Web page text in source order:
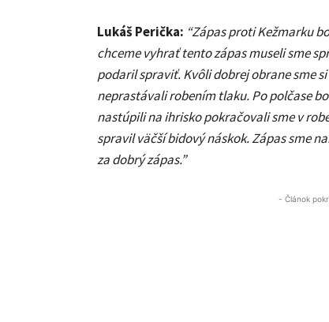
Lukáš Perička: “Zápas proti Kežmarku
chceme vyhrať tento zápas museli sme
podaril spraviť. Kvôli dobrej obrane sme
neprastávali robením tlaku. Po polčase
nastúpili na ihrisko pokračovali sme v
spravil väčší bidový náskok. Zápas sme
za dobrý zápas.”
- Článok